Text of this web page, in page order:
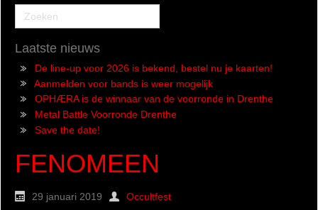
Laatste nieuws
De line-up voor 2026 is bekend, bestel nu je kaarten!
Aanmelden voor bands is weer mogelijk
OPHÆRA is de winnaar van de voorronde in Drenthe
Metal Battle Voorronde Drenthe
Save the date!
FENOMEEN
29 januari 2019
Occultfest